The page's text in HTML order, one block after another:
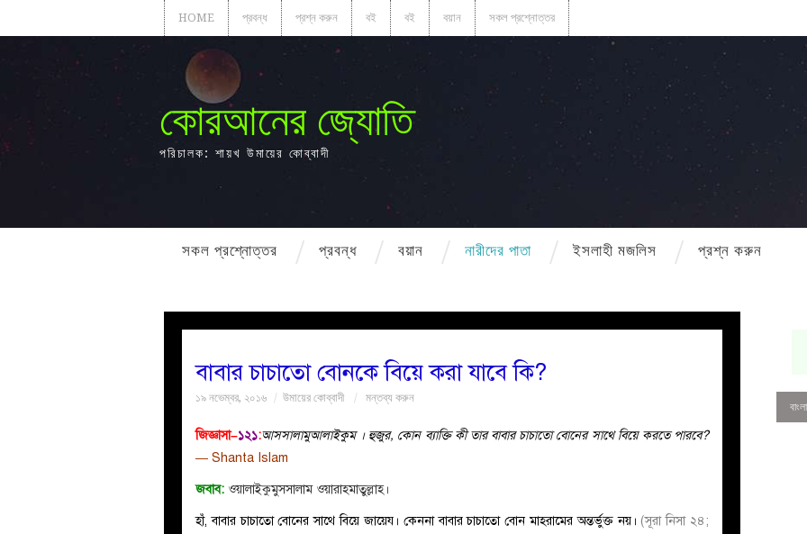
HOME প্রবন্ধ প্রশ্ন করুন বই বই বয়ান সকল প্রশ্নোত্তর
কোরআনের জ্যোতি
পরিচালক: শায়খ উমায়ের কোব্বাদী
সকল প্রশ্নোত্তর প্রবন্ধ বয়ান নারীদের পাতা ইসলাহী মজলিস প্রশ্ন করুন
বাবার চাচাতো বোনকে বিয়ে করা যাবে কি?
১৯ নভেম্বর, ২০১৬ উমায়ের কোব্বাদী মন্তব্য করুন
জিজ্ঞাসা–১২১:আসসালামুআলাইকুম । হুজুর, কোন ব্যাক্তি কী তার বাবার চাচাতো বোনের সাথে বিয়ে করতে পারবে?
— Shanta Islam
জবাব: ওয়ালাইকুমুসসালাম ওয়ারাহমাতুল্লাহ।
হাঁ, বাবার চাচাতো বোনের সাথে বিয়ে জায়েয। কেননা বাবার চাচাতো বোন মাহরামের অন্তর্ভুক্ত নয়। (সূরা নিসা ২৪;